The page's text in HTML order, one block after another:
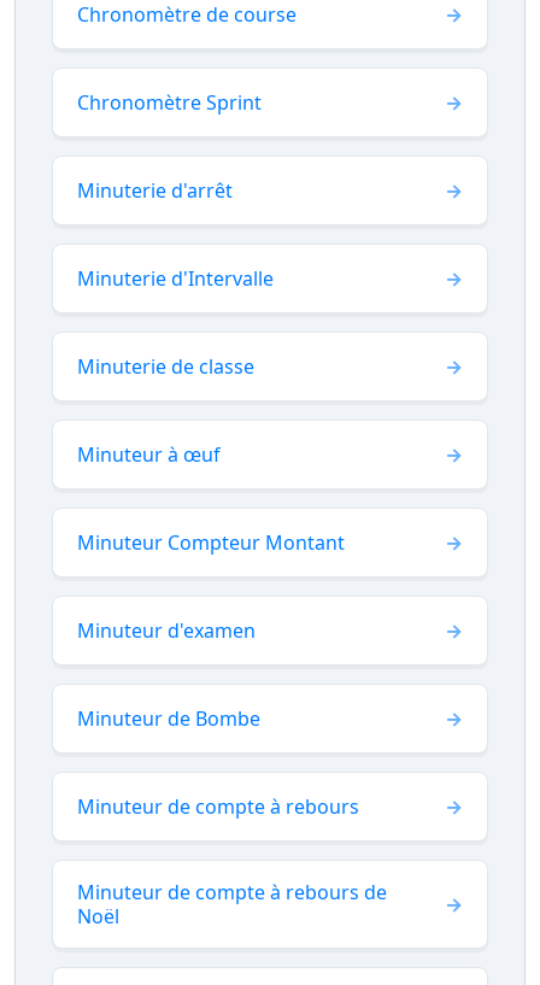
Chronomètre de course
Chronomètre Sprint
Minuterie d'arrêt
Minuterie d'Intervalle
Minuterie de classe
Minuteur à œuf
Minuteur Compteur Montant
Minuteur d'examen
Minuteur de Bombe
Minuteur de compte à rebours
Minuteur de compte à rebours de
Noël